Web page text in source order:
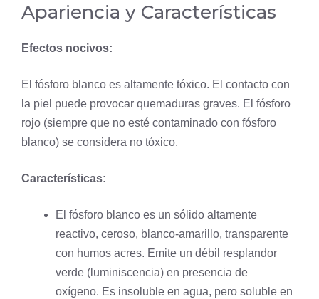
Apariencia y Características
Efectos nocivos:
El fósforo blanco es altamente tóxico. El contacto con
la piel puede provocar quemaduras graves. El fósforo
rojo (siempre que no esté contaminado con fósforo
blanco) se considera no tóxico.
Características:
El fósforo blanco es un sólido altamente
reactivo, ceroso, blanco-amarillo, transparente
con humos acres. Emite un débil resplandor
verde (luminiscencia) en presencia de
oxígeno. Es insoluble en agua, pero soluble en